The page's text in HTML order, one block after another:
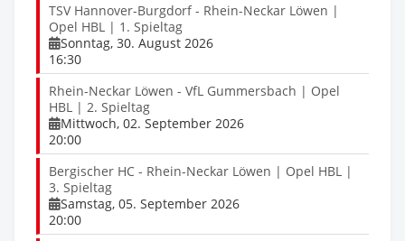
TSV Hannover-Burgdorf - Rhein-Neckar Löwen |
Opel HBL | 1. Spieltag
Sonntag, 30. August 2026
16:30
Rhein-Neckar Löwen - VfL Gummersbach | Opel
HBL | 2. Spieltag
Mittwoch, 02. September 2026
20:00
Bergischer HC - Rhein-Neckar Löwen | Opel HBL |
3. Spieltag
Samstag, 05. September 2026
20:00